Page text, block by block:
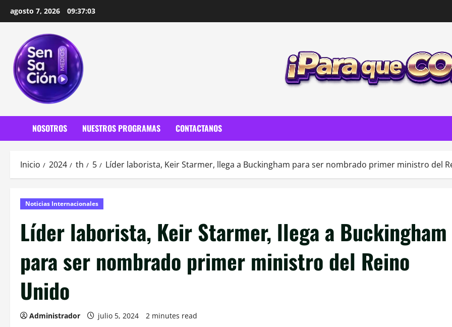
agosto 7, 2026 09:37:05
NOSOTROS NUESTROS PROGRAMAS CONTACTANOS
Inicio 2024 th 5 Líder laborista, Keir Starmer, llega a Buckingham para ser nombrado primer ministro del
Noticias Internacionales
Líder laborista, Keir Starmer, llega a Buckingham
para ser nombrado primer ministro del Reino
Unido
Administrador julio 5, 2024 2 minutes read